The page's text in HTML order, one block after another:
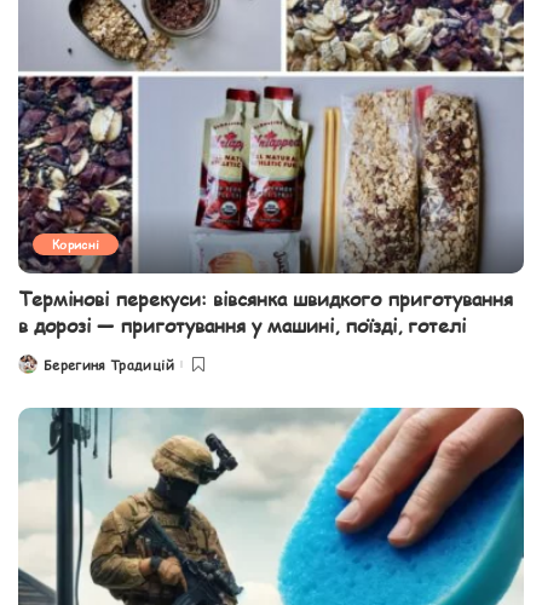
Корисні
Термінові перекуси: вівсянка швидкого приготування
в дорозі — приготування у машині, поїзді, готелі
PostedБерегиня Традицій